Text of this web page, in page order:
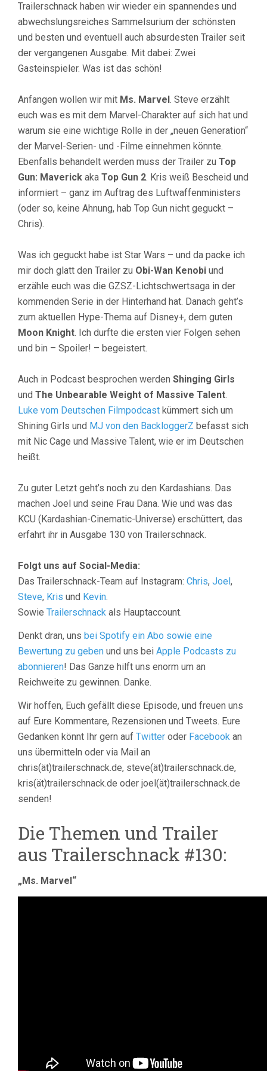
Trailerschnack haben wir wieder ein spannendes und
abwechslungsreiches Sammelsurium der schönsten
und besten und eventuell auch absurdesten Trailer seit
der vergangenen Ausgabe. Mit dabei: Zwei
Gasteinspieler. Was ist das schön!
Anfangen wollen wir mit Ms. Marvel. Steve erzählt
euch was es mit dem Marvel-Charakter auf sich hat und
warum sie eine wichtige Rolle in der „neuen Generation“
der Marvel-Serien- und -Filme einnehmen könnte.
Ebenfalls behandelt werden muss der Trailer zu Top
Gun: Maverick aka Top Gun 2. Kris weiß Bescheid und
informiert – ganz im Auftrag des Luftwaffenministers
(oder so, keine Ahnung, hab Top Gun nicht geguckt –
Chris).
Was ich geguckt habe ist Star Wars – und da packe ich
mir doch glatt den Trailer zu Obi-Wan Kenobi und
erzähle euch was die GZSZ-Lichtschwertsaga in der
kommenden Serie in der Hinterhand hat. Danach geht’s
zum aktuellen Hype-Thema auf Disney+, dem guten
Moon Knight. Ich durfte die ersten vier Folgen sehen
und bin – Spoiler! – begeistert.
Auch in Podcast besprochen werden Shinging Girls
und The Unbearable Weight of Massive Talent.
Luke vom Deutschen Filmpodcast kümmert sich um
Shining Girls und MJ von den BackloggerZ befasst sich
mit Nic Cage und Massive Talent, wie er im Deutschen
heißt.
Zu guter Letzt geht’s noch zu den Kardashians. Das
machen Joel und seine Frau Dana. Wie und was das
KCU (Kardashian-Cinematic-Universe) erschüttert, das
erfahrt ihr in Ausgabe 130 von Trailerschnack.
Folgt uns auf Social-Media:
Das Trailerschnack-Team auf Instagram: Chris, Joel,
Steve, Kris und Kevin.
Sowie Trailerschnack als Hauptaccount.
Denkt dran, uns bei Spotify ein Abo sowie eine
Bewertung zu geben und uns bei Apple Podcasts zu
abonnieren! Das Ganze hilft uns enorm um an
Reichweite zu gewinnen. Danke.
Wir hoffen, Euch gefällt diese Episode, und freuen uns
auf Eure Kommentare, Rezensionen und Tweets. Eure
Gedanken könnt Ihr gern auf Twitter oder Facebook an
uns übermitteln oder via Mail an
chris(ät)trailerschnack.de, steve(ät)trailerschnack.de,
kris(ät)trailerschnack.de oder joel(ät)trailerschnack.de
senden!
Die Themen und Trailer
aus Trailerschnack #130:
„Ms. Marvel“